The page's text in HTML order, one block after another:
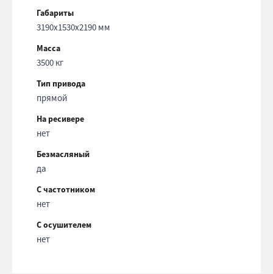
Габариты
3190x1530x2190 мм
Масса
3500 кг
Тип привода
прямой
На ресивере
нет
Безмасляный
да
С частотником
нет
С осушителем
нет